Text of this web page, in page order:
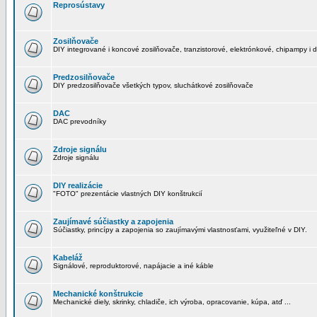
Reprosústavy
Zosilňovače
DIY integrované i koncové zosilňovače, tranzistorové, elektrónkové, chipampy i
Predzosilňovače
DIY predzosilňovače všetkých typov, sluchátkové zosilňovače
DAC
DAC prevodníky
Zdroje signálu
Zdroje signálu
DIY realizácie
"FOTO" prezentácie vlastných DIY konštrukcií
Zaujímavé súčiastky a zapojenia
Súčiastky, princípy a zapojenia so zaujímavými vlastnosťami, využiteľné v DIY.
Kabeláž
Signálové, reproduktorové, napájacie a iné káble
Mechanické konštrukcie
Mechanické diely, skrinky, chladiče, ich výroba, opracovanie, kúpa, atď ...